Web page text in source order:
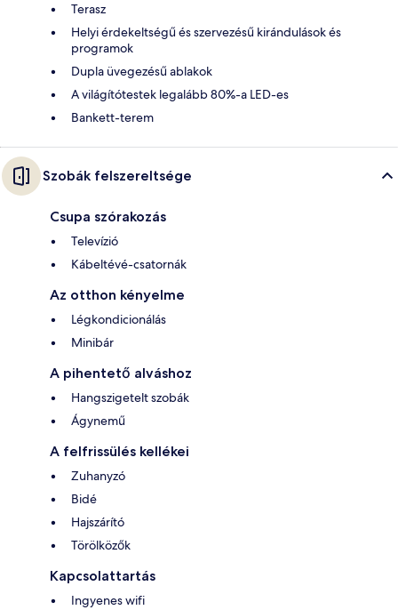
Terasz
Helyi érdekeltségű és szervezésű kirándulások és
programok
Dupla üvegezésű ablakok
A világítótestek legalább 80%-a LED-es
Bankett-terem
Szobák felszereltsége
Csupa szórakozás
Televízió
Kábeltévé-csatornák
Az otthon kényelme
Légkondicionálás
Minibár
A pihentető alváshoz
Hangszigetelt szobák
Ágynemű
A felfrissülés kellékei
Zuhanyzó
Bidé
Hajszárító
Törölközők
Kapcsolattartás
Ingyenes wifi